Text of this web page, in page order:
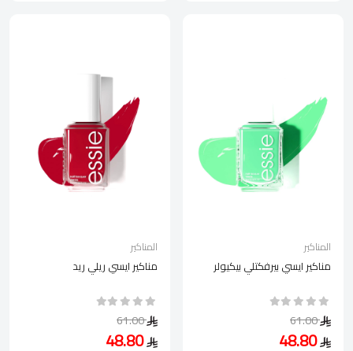
المناكير
مناكير ايسي بيرفكتلي بيكيولر
61.00
48.80
المناكير
مناكير ايسي ريلي ريد
61.00
48.80